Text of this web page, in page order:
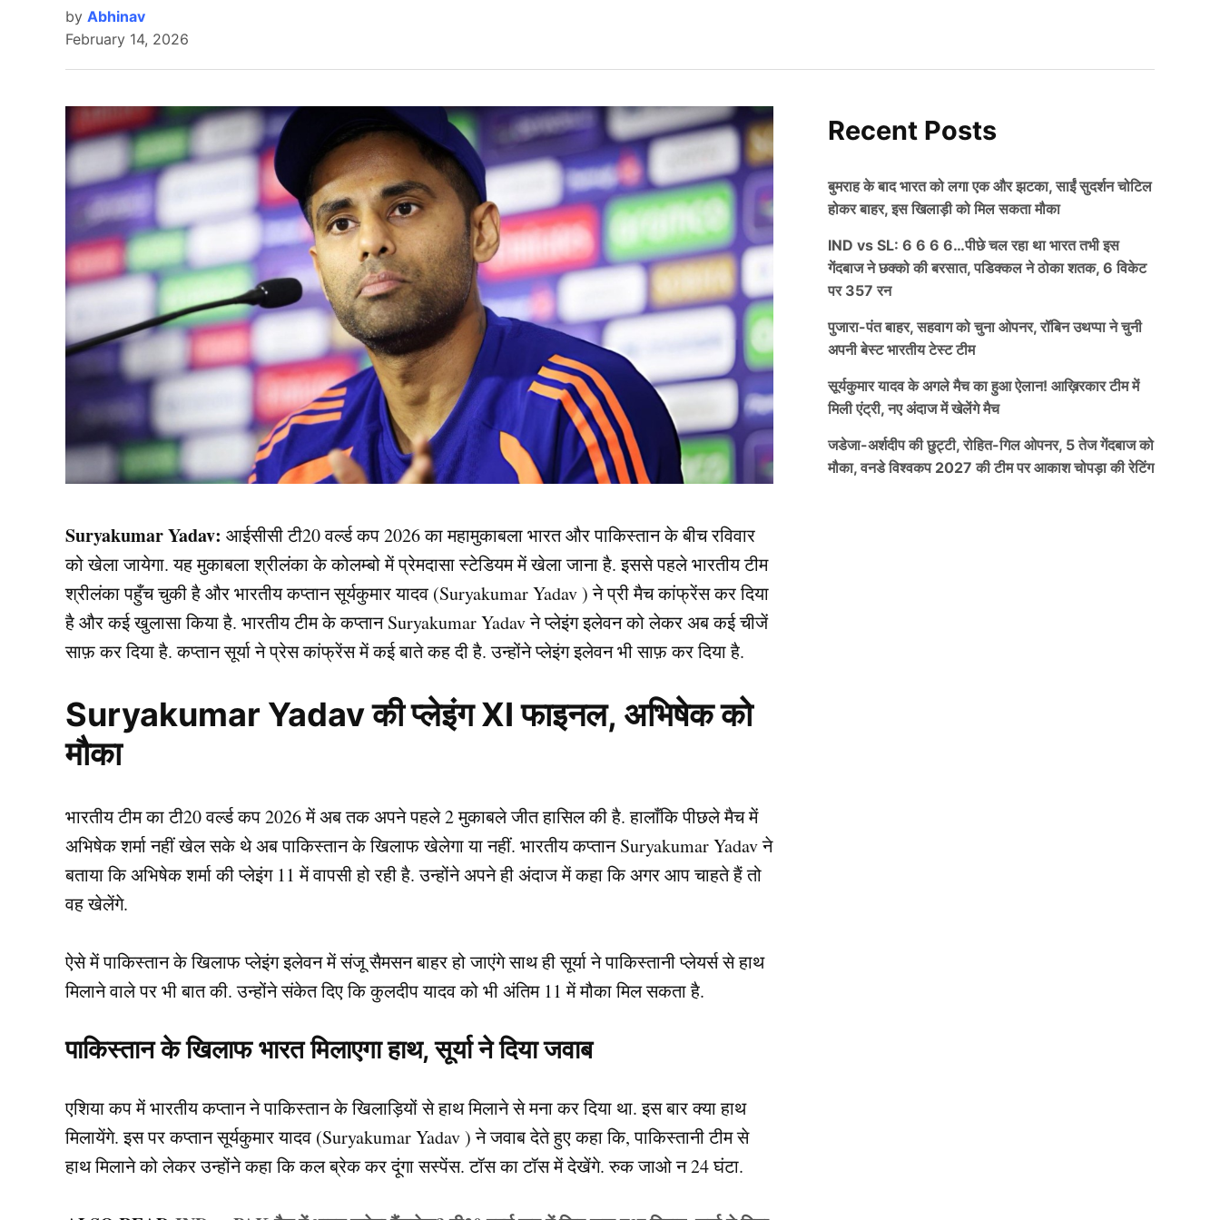
by Abhinav
February 14, 2026
Suryakumar Yadav: आईसीसी टी20 वर्ल्ड कप 2026 का महामुकाबला भारत और पाकिस्तान के बीच रविवार
को खेला जायेगा. यह मुकाबला श्रीलंका के कोलम्बो में प्रेमदासा स्टेडियम में खेला जाना है. इससे पहले भारतीय टीम
श्रीलंका पहुँच चुकी है और भारतीय कप्तान सूर्यकुमार यादव (Suryakumar Yadav ) ने प्री मैच कांफ्रेंस कर दिया
है और कई खुलासा किया है. भारतीय टीम के कप्तान Suryakumar Yadav ने प्लेइंग इलेवन को लेकर अब कई चीजें
साफ़ कर दिया है. कप्तान सूर्या ने प्रेस कांफ्रेंस में कई बाते कह दी है. उन्होंने प्लेइंग इलेवन भी साफ़ कर दिया है.
Suryakumar Yadav की प्लेइंग XI फाइनल, अभिषेक को
मौका
भारतीय टीम का टी20 वर्ल्ड कप 2026 में अब तक अपने पहले 2 मुकाबले जीत हासिल की है. हालाँकि पीछले मैच में
अभिषेक शर्मा नहीं खेल सके थे अब पाकिस्तान के खिलाफ खेलेगा या नहीं. भारतीय कप्‍तान Suryakumar Yadav ने
बताया कि अभिषेक शर्मा की प्‍लेइंग 11 में वापसी हो रही है. उन्‍होंने अपने ही अंदाज में कहा कि अगर आप चाहते हैं तो
वह खेलेंगे.
ऐसे में पाकिस्तान के खिलाफ प्लेइंग इलेवन में संजू सैमसन बाहर हो जाएंगे साथ ही सूर्या ने पाकिस्‍तानी प्‍लेयर्स से हाथ
मिलाने वाले पर भी बात की. उन्‍होंने संकेत दिए कि कुलदीप यादव को भी अंतिम 11 में मौका मिल सकता है.
पाकिस्तान के खिलाफ भारत मिलाएगा हाथ, सूर्या ने दिया जवाब
एशिया कप में भारतीय कप्तान ने पाकिस्तान के खिलाड़ियों से हाथ मिलाने से मना कर दिया था. इस बार क्या हाथ
मिलायेंगे. इस पर कप्तान सूर्यकुमार यादव (Suryakumar Yadav ) ने जवाब देते हुए कहा कि, पाकिस्तानी टीम से
हाथ मिलाने को लेकर उन्‍होंने कहा कि कल ब्रेक कर दूंगा सस्पेंस. टॉस का टॉस में देखेंगे. रुक जाओ न 24 घंटा.
Recent Posts
बुमराह के बाद भारत को लगा एक और झटका, साईं सुदर्शन चोटिल
होकर बाहर, इस खिलाड़ी को मिल सकता मौका
IND vs SL: 6 6 6 6…पीछे चल रहा था भारत तभी इस
गेंदबाज ने छक्को की बरसात, पडिक्कल ने ठोका शतक, 6 विकेट
पर 357 रन
पुजारा-पंत बाहर, सहवाग को चुना ओपनर, रॉबिन उथप्पा ने चुनी
अपनी बेस्ट भारतीय टेस्ट टीम
सूर्यकुमार यादव के अगले मैच का हुआ ऐलान! आख़िरकार टीम में
मिली एंट्री, नए अंदाज में खेलेंगे मैच
जडेजा-अर्शदीप की छुट्टी, रोहित-गिल ओपनर, 5 तेज गेंदबाज को
मौका, वनडे विश्वकप 2027 की टीम पर आकाश चोपड़ा की रेटिंग